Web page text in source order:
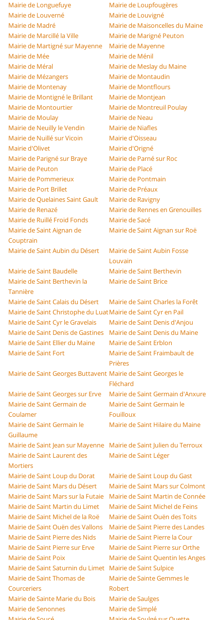
Mairie de Longuefuye
Mairie de Loupfougères
Mairie de Louverné
Mairie de Louvigné
Mairie de Madré
Mairie de Maisoncelles du Maine
Mairie de Marcillé la Ville
Mairie de Marigné Peuton
Mairie de Martigné sur Mayenne
Mairie de Mayenne
Mairie de Mée
Mairie de Ménil
Mairie de Méral
Mairie de Meslay du Maine
Mairie de Mézangers
Mairie de Montaudin
Mairie de Montenay
Mairie de Montflours
Mairie de Montigné le Brillant
Mairie de Montjean
Mairie de Montourtier
Mairie de Montreuil Poulay
Mairie de Moulay
Mairie de Neau
Mairie de Neuilly le Vendin
Mairie de Niafles
Mairie de Nuillé sur Vicoin
Mairie d'Oisseau
Mairie d'Olivet
Mairie d'Origné
Mairie de Parigné sur Braye
Mairie de Parné sur Roc
Mairie de Peuton
Mairie de Placé
Mairie de Pommerieux
Mairie de Pontmain
Mairie de Port Brillet
Mairie de Préaux
Mairie de Quelaines Saint Gault
Mairie de Ravigny
Mairie de Renazé
Mairie de Rennes en Grenouilles
Mairie de Ruillé Froid Fonds
Mairie de Sacé
Mairie de Saint Aignan de
Couptrain
Mairie de Saint Aignan sur Roë
Mairie de Saint Aubin du Désert
Mairie de Saint Aubin Fosse
Louvain
Mairie de Saint Baudelle
Mairie de Saint Berthevin
Mairie de Saint Berthevin la
Tannière
Mairie de Saint Brice
Mairie de Saint Calais du Désert
Mairie de Saint Charles la Forêt
Mairie de Saint Christophe du LuatMairie de Saint Cyr en Pail
Mairie de Saint Cyr le Gravelais
Mairie de Saint Denis d'Anjou
Mairie de Saint Denis de Gastines
Mairie de Saint Denis du Maine
Mairie de Saint Ellier du Maine
Mairie de Saint Erblon
Mairie de Saint Fort
Mairie de Saint Fraimbault de
Prières
Mairie de Saint Georges Buttavent Mairie de Saint Georges le
Fléchard
Mairie de Saint Georges sur Erve
Mairie de Saint Germain d'Anxure
Mairie de Saint Germain de
Coulamer
Mairie de Saint Germain le
Fouilloux
Mairie de Saint Germain le
Guillaume
Mairie de Saint Hilaire du Maine
Mairie de Saint Jean sur Mayenne
Mairie de Saint Julien du Terroux
Mairie de Saint Laurent des
Mortiers
Mairie de Saint Léger
Mairie de Saint Loup du Dorat
Mairie de Saint Loup du Gast
Mairie de Saint Mars du Désert
Mairie de Saint Mars sur Colmont
Mairie de Saint Mars sur la Futaie
Mairie de Saint Martin de Connée
Mairie de Saint Martin du Limet
Mairie de Saint Michel de Feins
Mairie de Saint Michel de la Roë
Mairie de Saint Ouën des Toits
Mairie de Saint Ouën des Vallons
Mairie de Saint Pierre des Landes
Mairie de Saint Pierre des Nids
Mairie de Saint Pierre la Cour
Mairie de Saint Pierre sur Erve
Mairie de Saint Pierre sur Orthe
Mairie de Saint Poix
Mairie de Saint Quentin les Anges
Mairie de Saint Saturnin du Limet Mairie de Saint Sulpice
Mairie de Saint Thomas de
Courceriers
Mairie de Sainte Gemmes le
Robert
Mairie de Sainte Marie du Bois
Mairie de Saulges
Mairie de Senonnes
Mairie de Simplé